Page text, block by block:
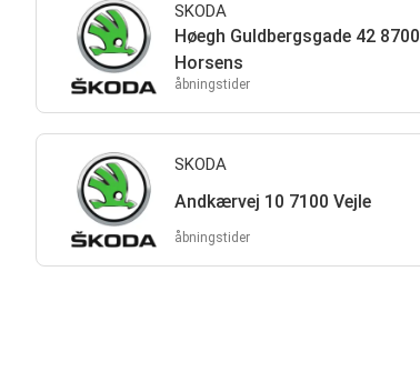
SKODA
Høegh Guldbergsgade 42 8700
Horsens
åbningstider
SKODA
Andkærvej 10 7100 Vejle
åbningstider